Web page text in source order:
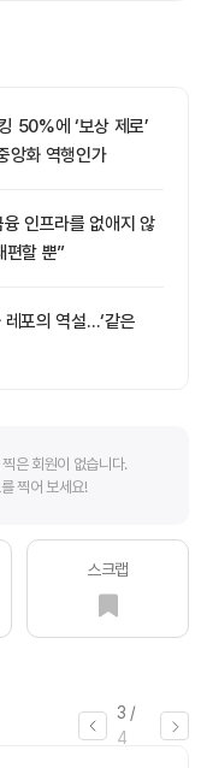
50%에 ‘보상 제로’
앙화 역행인가
인프라를 없애지 않
편할 뿐”
포의 역설…‘같은
은 회원이 없습니다.
찍어 보세요!
스크랩
3 /
4